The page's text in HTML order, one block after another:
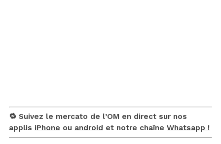
🔁 Suivez le mercato de l’OM en direct sur nos
applis iPhone ou android et notre chaîne Whatsapp !